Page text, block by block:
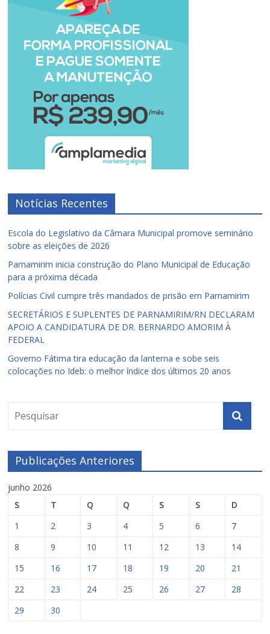
Notícias Recentes
Escola do Legislativo da Câmara Municipal promove seminário
sobre as eleições de 2026
Parnamirim inicia construção do Plano Municipal de Educação
para a próxima década
Polícias Civil cumpre três mandados de prisão em Parnamirim
SECRETÁRIOS E SUPLENTES DE PARNAMIRIM/RN DECLARAM
APOIO A CANDIDATURA DE DR. BERNARDO AMORIM À
FEDERAL
Governo Fátima tira educação da lanterna e sobe seis
colocações no Ideb: o melhor índice dos últimos 20 anos
Publicações Anteriores
junho 2026
S
T Q Q S S
D
1
2 3 4 5 6
7
8
9 10 11 12 13
14
15
16 17 18 19 20
21
22
23 24 25 26 27
28
29
30